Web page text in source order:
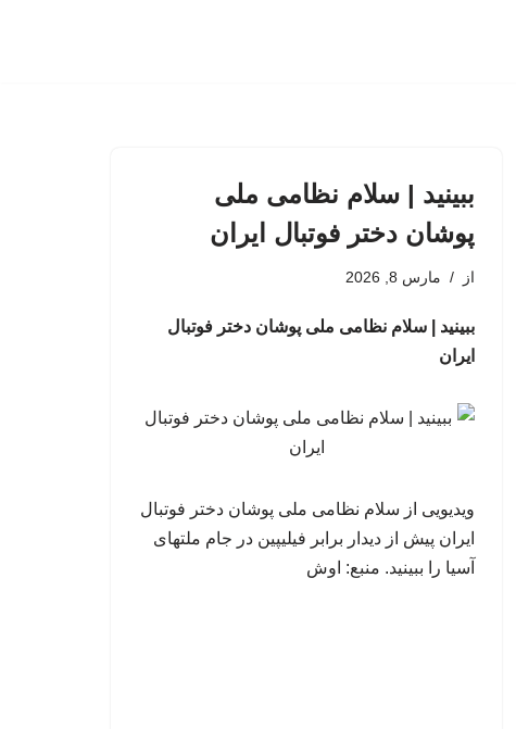
ببینید | سلام نظامی ملی
پوشان دختر فوتبال ایران
از مارس 8, 2026
ببینید | سلام نظامی ملی پوشان دختر فوتبال
ایران
ویدیویی از سلام نظامی ملی پوشان دختر فوتبال
ایران پیش از دیدار برابر فیلیپین در جام ملتهای
آسیا را ببینید. منبع: اوش